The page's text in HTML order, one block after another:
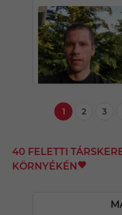
1 2 3
40 FELETTI
KÖRNYÉKÉN